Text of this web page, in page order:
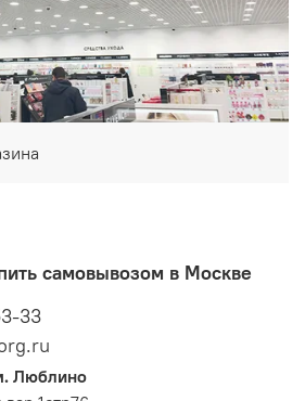
самовывозом в Москве
33
Люблино